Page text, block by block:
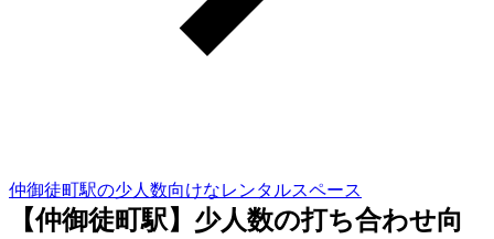
仲御徒町駅の少人数向けなレンタルスペース
【仲御徒町駅】少人数の打ち合わせ向